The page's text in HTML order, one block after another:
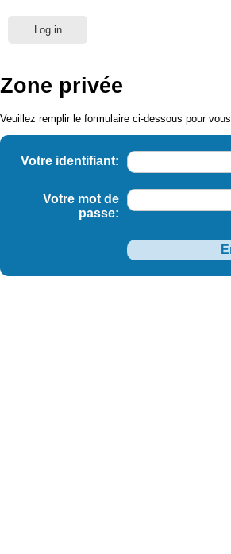
Log in
Zone privée
Veuillez remplir le formulaire ci-dessous pour
Votre identifiant:
Votre mot de
passe: